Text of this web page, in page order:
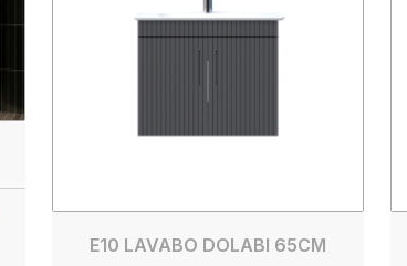
E10 LAVABO DOLABI 65CM